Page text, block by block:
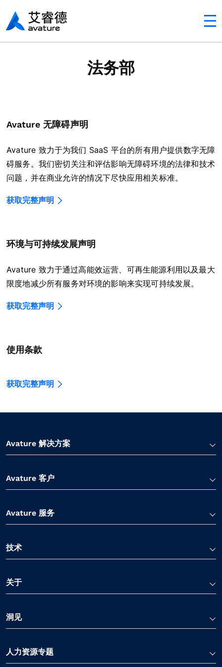
Avaturehcm
法务部
Avature 无障碍声明
Avature 致力于为我们 SaaS 平台的所有用户提供数字无障
碍服务。我们密切关注和评估影响无障碍环境的法律和技术
问题，并在商业允许的情况下尽快应用相关标准。
获取完整声明
环境与可持续发展声明
Avature 致力于通过高能效运营、可再生能源利用以及最大
限度地减少所有服务对环境的影响来实现可持续发展。
获取完整声明
使用条款
获取完整声明
Avature 解决方案
Avature 客户
Avature 服务
技术
关于
洞见
人力资源专题